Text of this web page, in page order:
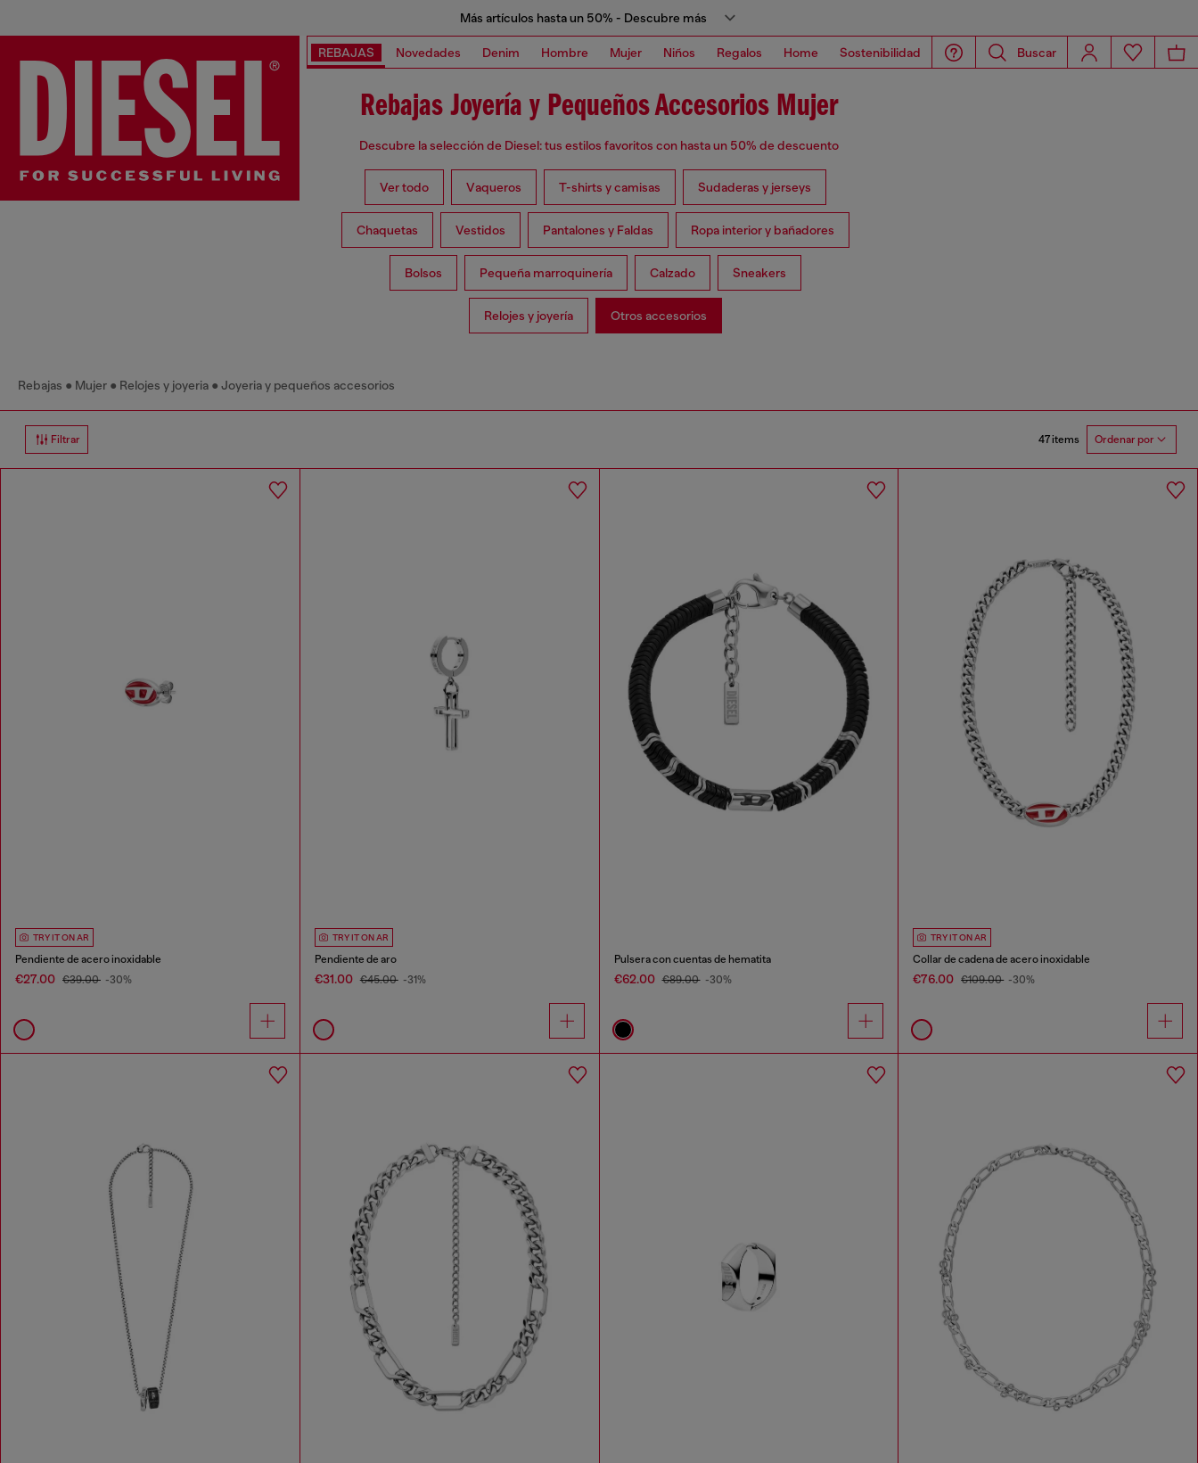
Más artículos hasta un 50% - Descubre más
REBAJAS Novedades Denim Hombre Mujer Niños Regalos Home Sostenibilidad Buscar
Rebajas Joyería y Pequeños Accesorios Mujer
Descubre la selección de Diesel: tus estilos favoritos con hasta un 50% de descuento
Ver todo Vaqueros T-shirts y camisas Sudaderas y jerseys
Chaquetas Vestidos Pantalones y Faldas Ropa interior y bañadores
Bolsos Pequeña marroquinería Calzado Sneakers
Relojes y joyería Otros accesorios
Rebajas Mujer Relojes y joyeria Joyeria y pequeños accesorios
Filtrar 47 items Ordenar por
TRY IT ON AR
Pendiente de acero inoxidable
€27.00 €39.00 -30%
TRY IT ON AR
Pendiente de aro
€31.00 €45.00 -31%
Pulsera con cuentas de hematita
€62.00 €89.00 -30%
TRY IT ON AR
Collar de cadena de acero inoxidable
€76.00 €109.00 -30%